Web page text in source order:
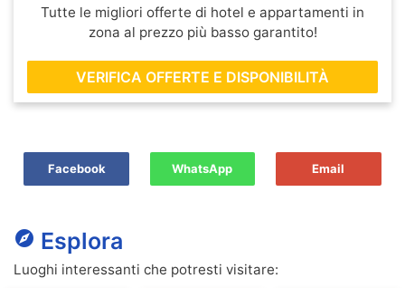
Tutte le migliori offerte di hotel e appartamenti in
zona al prezzo più basso garantito!
VERIFICA OFFERTE E DISPONIBILITÀ
Facebook WhatsApp Email
explore Esplora
Luoghi interessanti che potresti visitare: